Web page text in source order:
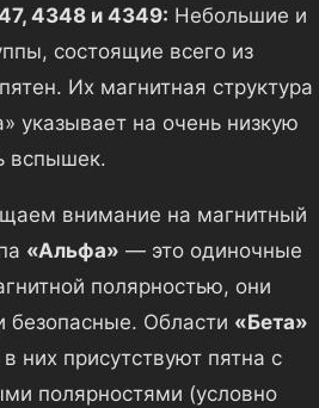
4348 и 4349: Небольшие и
состоящие всего из
Их магнитная структура
указывает на очень низкую
вспышек.
внимание на магнитный
«Альфа» — это одиночные
полярностью, они
безопасные. Области «Бета»
них присутствуют пятна с
полярностями (условно